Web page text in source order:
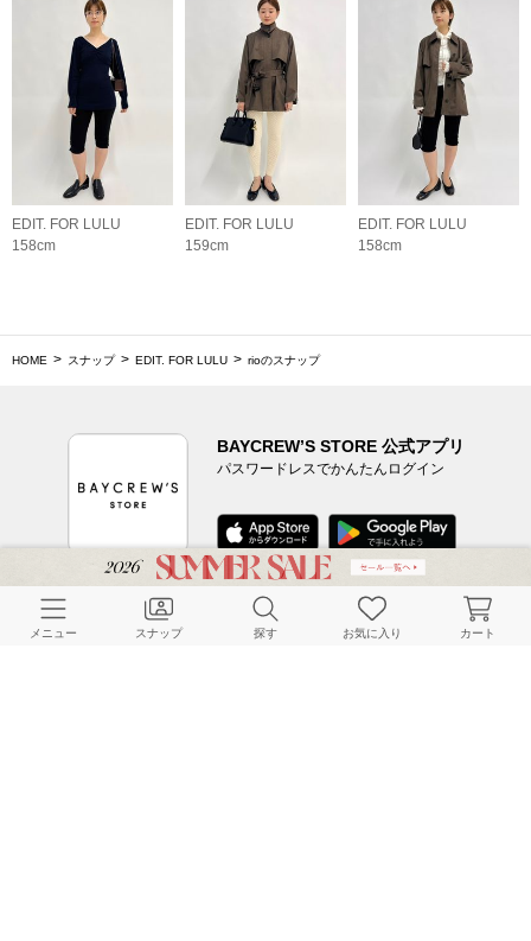
EDIT. FOR LULU
158cm
EDIT. FOR LULU
159cm
EDIT. FOR LULU
158cm
HOME スナップ EDIT. FOR LULU rioのスナップ
BAYCREW’S STORE 公式アプリ
パスワードレスでかんたんログイン
CUSTOMER SERVICE
メニュー スナップ 探す お気に入り カート